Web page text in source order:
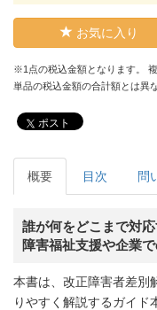
お気に入り
※1点の税込金額となります。
単品の税込金額の合計額とは異
ポスト
概要 目次 問
誰が何をどこまで対
障害福祉支援や企業
本書は、改正障害者差別
りやすく解説するガイド